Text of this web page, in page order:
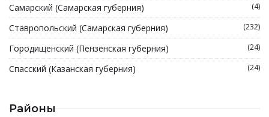
Самарский (Самарская губерния) (4)
Ставропольский (Самарская губерния) (232)
Городищенский (Пензенская губерния) (24)
Спасский (Казанская губерния) (24)
Районы